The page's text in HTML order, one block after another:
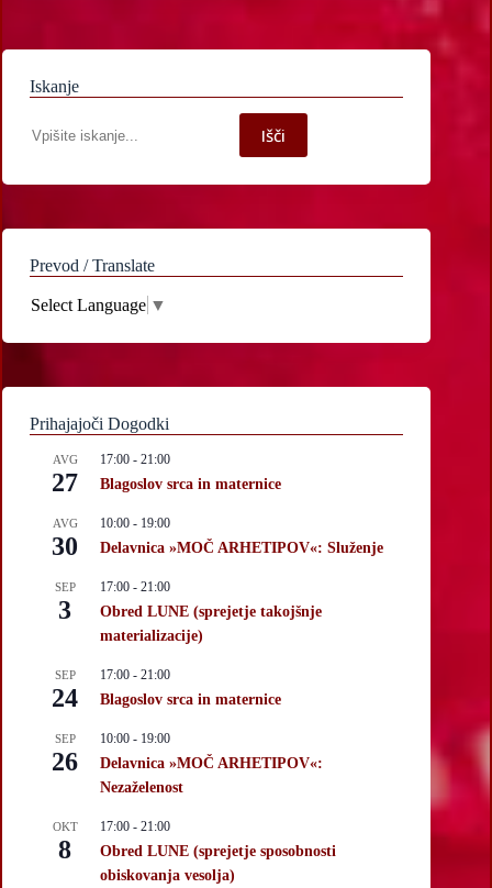
Iskanje
po
Išči
Prevod / Translate
Select Language ▼
Prihajajoči Dogodki
AVG
27
17:00 - 21:00
Blagoslov srca in maternice
AVG
30
10:00 - 19:00
Delavnica »MOČ ARHETIPOV«: Služenje
SEP
3
17:00 - 21:00
Obred LUNE (sprejetje takojšnje
materializacije)
SEP
24
17:00 - 21:00
Blagoslov srca in maternice
SEP
26
10:00 - 19:00
Delavnica »MOČ ARHETIPOV«:
Nezaželenost
OKT
8
17:00 - 21:00
Obred LUNE (sprejetje sposobnosti
obiskovanja vesolja)